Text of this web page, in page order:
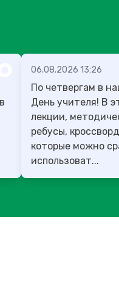
06.08.2026 13:26
По четвергам в
День учителя! В этот день вас ждут только
лекции,
ребусы,
которые можно
использоват...